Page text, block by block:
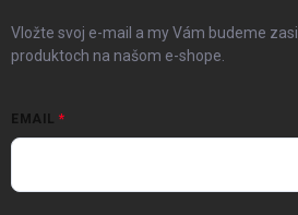
Vložte svoj e-mail a my Vám budeme
produktoch na našom e-shope.
EMAIL